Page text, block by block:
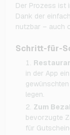
Der Prozess ist
Dank der
nutzbar – auch
Schritt-für-
in der App
legen.
Zum
bevorzugte
für